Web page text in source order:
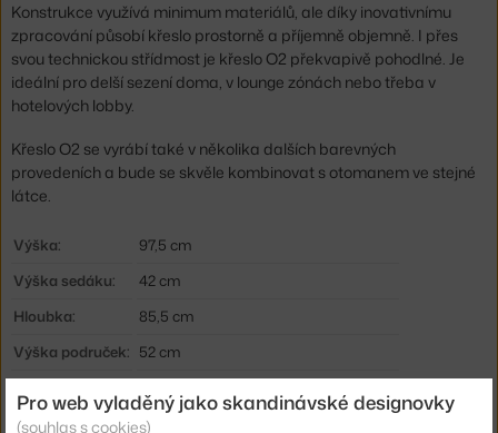
Konstrukce využívá minimum materiálů, ale díky inovativnímu
zpracování působí křeslo prostorně a příjemně objemně. I přes
svou technickou střídmost je křeslo O2 překvapivě pohodlné. Je
ideální pro delší sezení doma, v lounge zónách nebo třeba v
hotelových lobby.
Křeslo O2 se vyrábí také v několika dalších barevných
provedeních a bude se skvěle kombinovat s otomanem ve stejné
látce.
Výška:
97,5 cm
Výška sedáku:
42 cm
Hloubka:
85,5 cm
Výška područek: 52 cm
Hmotnost:
14 kg
Pro web vyladěný jako skandinávské designovky
(souhlas s cookies)